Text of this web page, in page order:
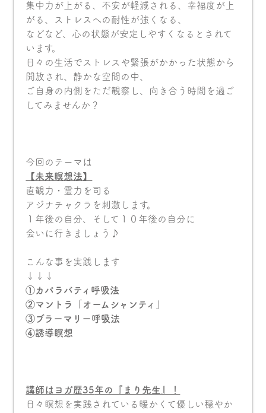
集中力が上がる、不安が軽減される、幸福度が上
がる、ストレスへの耐性が強くなる、
などなど、心の状態が安定しやすくなるとされて
います。
日々の生活でストレスや緊張がかかった状態から
開放され、静かな空間の中、
ご自身の内側をただ観察し、向き合う時間を過ご
してみませんか？
今回のテーマは
【未来瞑想法】
直観力・霊力を司る
アジナチャクラを刺激します。
１年後の自分、そして１０年後の自分に
会いに行きましょう♪
こんな事を実践します
↓↓↓
①カパラバティ呼吸法
②マントラ「オームシャンティ」
③ブラーマリー呼吸法
④誘導瞑想
講師はヨガ歴35年の『まり先生』！
日々瞑想を実践されている暖かくて優しい穏やか